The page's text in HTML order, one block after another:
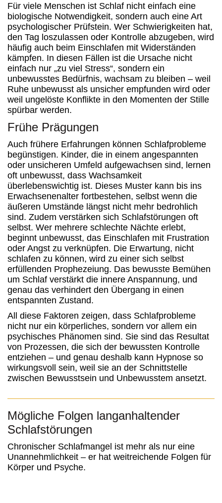
Für viele Menschen ist Schlaf nicht einfach eine
biologische Notwendigkeit, sondern auch eine Art
psychologischer Prüfstein. Wer Schwierigkeiten hat,
den Tag loszulassen oder Kontrolle abzugeben, wird
häufig auch beim Einschlafen mit Widerständen
kämpfen. In diesen Fällen ist die Ursache nicht
einfach nur „zu viel Stress“, sondern ein
unbewusstes Bedürfnis, wachsam zu bleiben – weil
Ruhe unbewusst als unsicher empfunden wird oder
weil ungelöste Konflikte in den Momenten der Stille
spürbar werden.
Frühe Prägungen
Auch frühere Erfahrungen können Schlafprobleme
begünstigen. Kinder, die in einem angespannten
oder unsicheren Umfeld aufgewachsen sind, lernen
oft unbewusst, dass Wachsamkeit
überlebenswichtig ist. Dieses Muster kann bis ins
Erwachsenenalter fortbestehen, selbst wenn die
äußeren Umstände längst nicht mehr bedrohlich
sind. Zudem verstärken sich Schlafstörungen oft
selbst. Wer mehrere schlechte Nächte erlebt,
beginnt unbewusst, das Einschlafen mit Frustration
oder Angst zu verknüpfen. Die Erwartung, nicht
schlafen zu können, wird zu einer sich selbst
erfüllenden Prophezeiung. Das bewusste Bemühen
um Schlaf verstärkt die innere Anspannung, und
genau das verhindert den Übergang in einen
entspannten Zustand.
All diese Faktoren zeigen, dass Schlafprobleme
nicht nur ein körperliches, sondern vor allem ein
psychisches Phänomen sind. Sie sind das Resultat
von Prozessen, die sich der bewussten Kontrolle
entziehen – und genau deshalb kann Hypnose so
wirkungsvoll sein, weil sie an der Schnittstelle
zwischen Bewusstsein und Unbewusstem ansetzt.
Mögliche Folgen langanhaltender
Schlafstörungen
Chronischer Schlafmangel ist mehr als nur eine
Unannehmlichkeit – er hat weitreichende Folgen für
Körper und Psyche.